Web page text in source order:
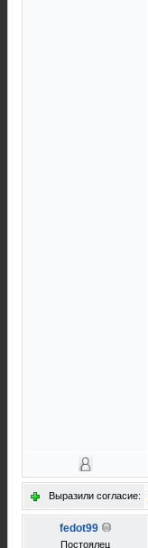
Выразили согласие:
fedot99
Постоялец